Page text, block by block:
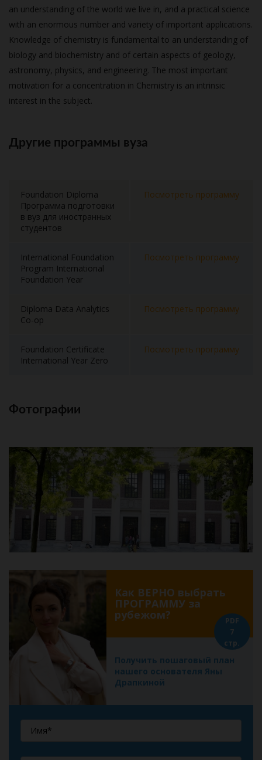
an understanding of the world we live in, and a practical science
with an enormous number and variety of important applications.
Knowledge of chemistry is fundamental to an understanding of
biology and biochemistry and of certain aspects of geology,
astronomy, physics, and engineering. The most important
motivation for a concentration in Chemistry is an intrinsic
interest in the subject.
Другие программы вуза
Foundation Diploma
Программа подготовки
в вуз для иностранных
студентов
Посмотреть программу
International Foundation
Program International
Foundation Year
Посмотреть программу
Diploma Data Analytics
Co-op
Посмотреть программу
Foundation Certificate
International Year Zero
Посмотреть программу
Фотографии
Как ВЕРНО выбрать
ПРОГРАММУ за
рубежом?
Получить пошаговый план
нашего основателя Яны
Драпкиной
PDF
7
стр.